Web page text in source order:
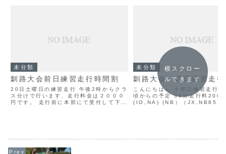
未分類
釧路大会前日練習走行時間割
20日土曜日の練習走行 午後2時からクラ
ス分けで行います、走行料金は２０００
円です。 走行前に本部にて受付して下さ
未分類
釧路大会 前日練習走行
こんにちは～ 土曜日練習走行時
頃からの予定 30分走行料2000
(IO,NA) (NB）（JX,NB85）
横スクロー
ルできます